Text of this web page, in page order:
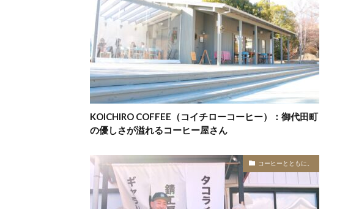
KOICHIRO COFFEE（コイチローコーヒー）：御代田町
の優しさが溢れるコーヒー屋さん
コーヒーとともに。